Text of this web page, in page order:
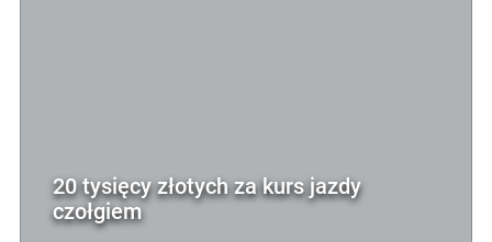
20 tysięcy złotych za kurs jazdy
czołgiem